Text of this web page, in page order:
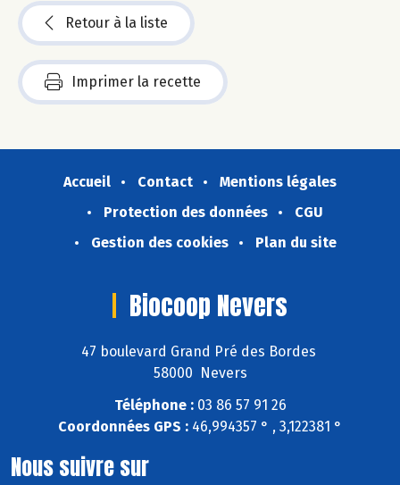
Retour à la liste
Imprimer la recette
Accueil Contact
Mentions légales
Protection des données
CGU
Gestion des cookies
Plan du site
Biocoop Nevers
47 boulevard Grand Pré des Bordes
58000 Nevers
Téléphone :03 86 57 91 26
Coordonnées GPS : 46,994357 ° , 3,122381 °
Nous suivre sur